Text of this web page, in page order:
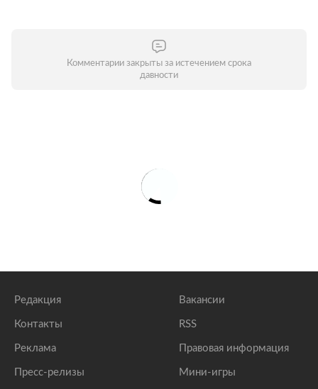
Комментарии закрыты за истечением срока
давности
Редакция
Контакты
Реклама
Пресс-релизы
Вакансии
RSS
Правовая информация
Мини-игры